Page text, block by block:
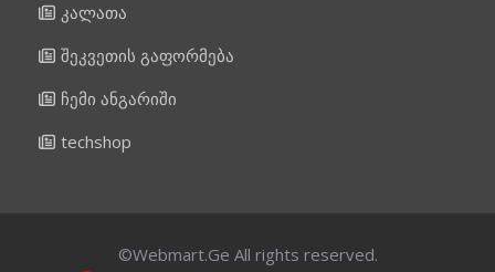
კალათა
შეკვეთის გაფორმება
ჩემი ანგარიში
techshop
©Webmart.Ge All rights reserved.